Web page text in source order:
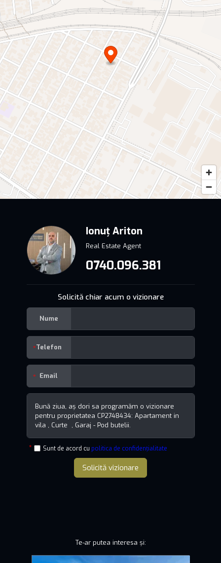
Ionuț Ariton
Real Estate Agent
0740.096.381
Solicită chiar acum o vizionare
Nume
Telefon
Email
Sunt de acord cu politica de confidențialitate
Solicită vizionare
Te-ar putea interesa și: